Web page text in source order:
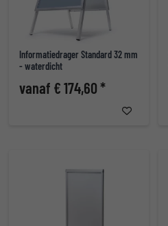
Informatiedrager Standard 32 mm
- waterdicht
vanaf € 174,60 *